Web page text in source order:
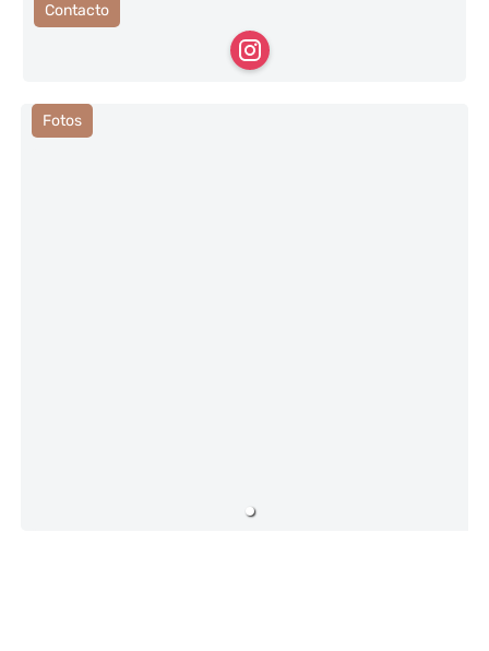
Contacto
Fotos